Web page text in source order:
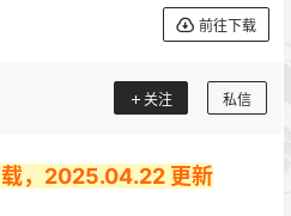
前往下载
关注 私信
，2025.04.22 更新